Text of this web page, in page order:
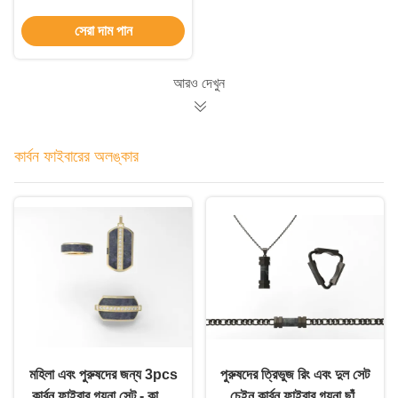
তৈরি
সেরা দাম পান
আরও দেখুন
কার্বন ফাইবারের অলঙ্কার
মহিলা এবং পুরুষদের জন্য 3pcs
পুরুষদের ত্রিভুজ রিং এবং দুল সেট